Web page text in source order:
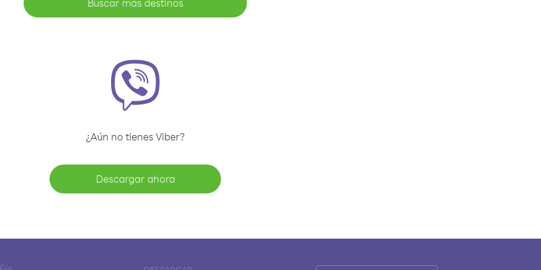
Buscar más destinos
¿Aún no tienes Viber?
Descargar ahora